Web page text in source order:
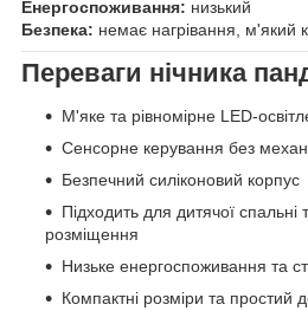
Енергоспоживання: низький
Безпека: немає нагрівання, м'який
Переваги нічника
М'яке та рівномірне LED-
Сенсорне керування без
Безпечний силіконовий корпус
Підходить для дитячої спальні
розміщення
Низьке енергоспоживання та
Компактні розміри та простий